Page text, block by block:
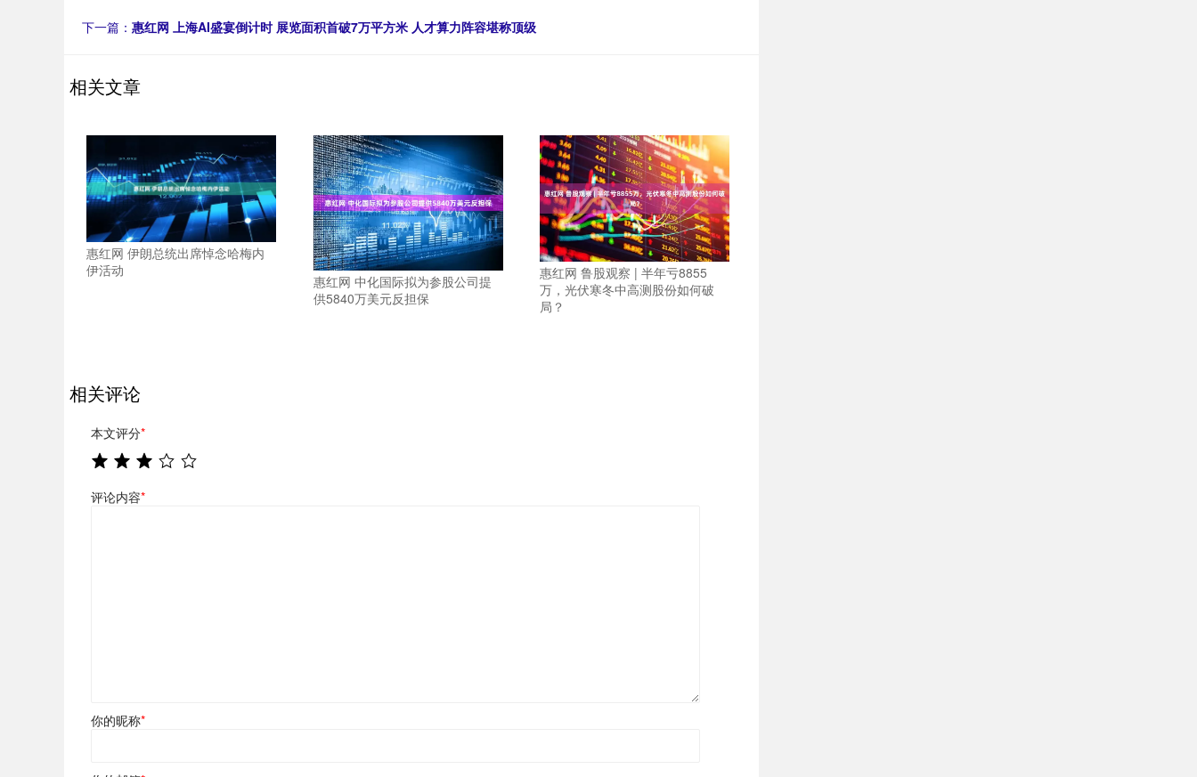
下一篇： 惠红网 上海AI盛宴倒计时 展览面积首破7万平方米 人才算力阵容堪称顶级
相关文章
惠红网 伊朗总统出席悼念哈梅内
伊活动
惠红网 中化国际拟为参股公司提
供5840万美元反担保
惠红网 鲁股观察 | 半年亏8855
万，光伏寒冬中高测股份如何破
局？
相关评论
本文评分*
评论内容*
你的昵称*